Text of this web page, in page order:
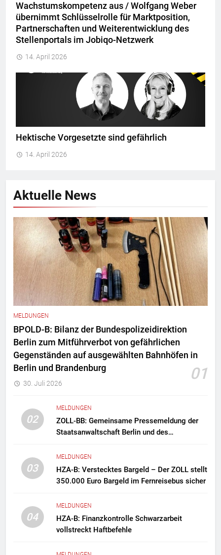
Wachstumskompetenz aus / Wolfgang Weber
übernimmt Schlüsselrolle für Marktposition,
Partnerschaften und Weiterentwicklung des
Stellenportals im Jobiqo-Netzwerk
14. April 2026
Hektische Vorgesetzte sind gefährlich
14. April 2026
Aktuelle News
MELDUNGEN
BPOLD-B: Bilanz der Bundespolizeidirektion
Berlin zum Mitführverbot von gefährlichen
Gegenständen auf ausgewählten Bahnhöfen in
Berlin und Brandenburg
01
30. Juli 2026
02
MELDUNGEN
ZOLL-BB: Gemeinsame Pressemeldung der
Staatsanwaltschaft Berlin und des
Zollfahndung hebt mutmaßliches
Drogenlabor aus
03
MELDUNGEN
HZA-B: Verstecktes Bargeld – Der ZOLL stellt
350.000 Euro Bargeld im Fernreisebus sicher
04
MELDUNGEN
HZA-B: Finanzkontrolle Schwarzarbeit
vollstreckt Haftbefehle